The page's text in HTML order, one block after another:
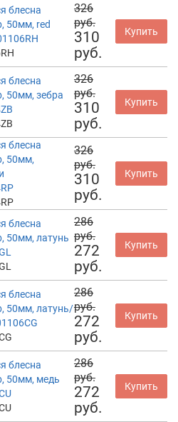
блесна
50мм, red
326
руб.
310
руб.
Купить
блесна
зебра
326
руб.
310
руб.
Купить
блесна
50мм,
326
руб.
310
руб.
Купить
блесна
латунь
286
руб.
272
руб.
Купить
блесна
50мм, латунь/
286
руб.
272
руб.
Купить
блесна
50мм, медь
286
руб.
272
руб.
Купить